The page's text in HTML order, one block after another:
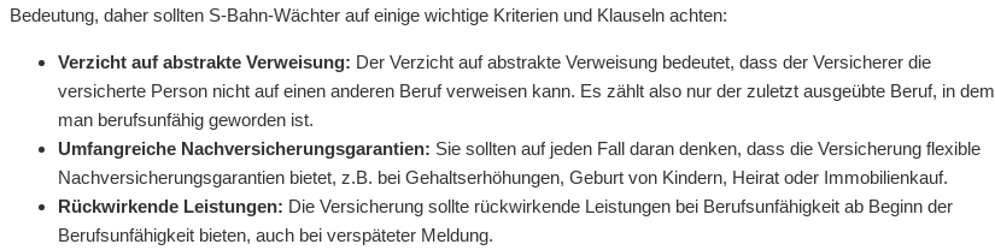
Bedeutung, daher sollten S-Bahn-Wächter auf einige wichtige Kriterien und Klauseln achten:
Verzicht auf abstrakte Verweisung: Der Verzicht auf abstrakte Verweisung bedeutet, dass der Versicherer die
versicherte Person nicht auf einen anderen Beruf verweisen kann. Es zählt also nur der zuletzt ausgeübte Beruf, in dem
man berufsunfähig geworden ist.
Umfangreiche Nachversicherungsgarantien: Sie sollten auf jeden Fall daran denken, dass die Versicherung flexible
Nachversicherungsgarantien bietet, z.B. bei Gehaltserhöhungen, Geburt von Kindern, Heirat oder Immobilienkauf.
Rückwirkende Leistungen: Die Versicherung sollte rückwirkende Leistungen bei Berufsunfähigkeit ab Beginn der
Berufsunfähigkeit bieten, auch bei verspäteter Meldung.